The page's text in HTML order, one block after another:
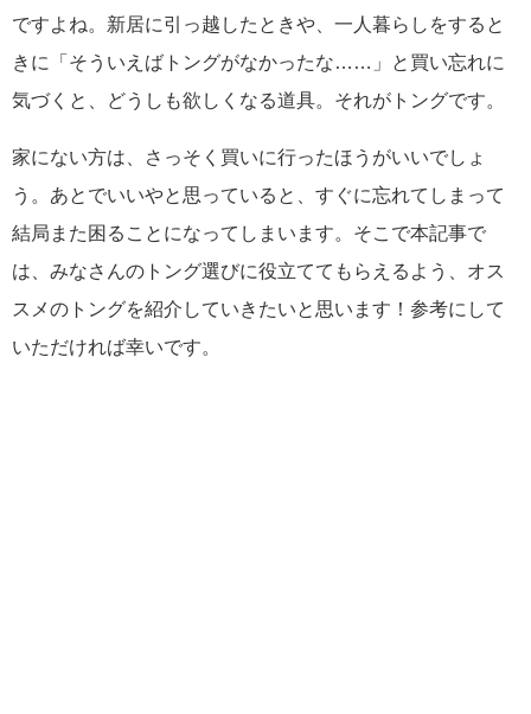
ですよね。新居に引っ越したときや、一人暮らしをすると
きに「そういえばトングがなかったな……」と買い忘れに
気づくと、どうしも欲しくなる道具。それがトングです。
家にない方は、さっそく買いに行ったほうがいいでしょ
う。あとでいいやと思っていると、すぐに忘れてしまって
結局また困ることになってしまいます。そこで本記事で
は、みなさんのトング選びに役立ててもらえるよう、オス
スメのトングを紹介していきたいと思います！参考にして
いただければ幸いです。